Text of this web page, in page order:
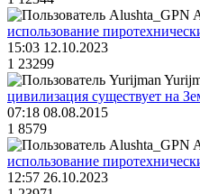
использование
15:03 12.10.2023
1 23299
цивилизация существует на
07:18 08.08.2015
1 8579
использование
12:57 26.10.2023